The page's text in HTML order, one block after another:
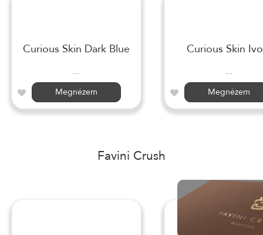
Curious Skin Dark Blue
...
Megnézem
Curious Skin
...
Megnézem
Favini Crush